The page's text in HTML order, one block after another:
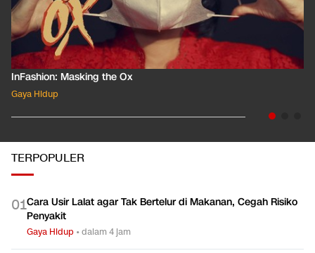
InFashion: Masking the Ox
Gaya Hidup
TERPOPULER
01Cara Usir Lalat agar Tak Bertelur di Makanan, Cegah Risiko
Penyakit
Gaya Hidup •dalam 4 jam